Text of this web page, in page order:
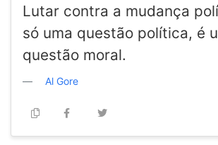
Lutar contra a mudança
só uma questão política, é
questão moral.
Al Gore